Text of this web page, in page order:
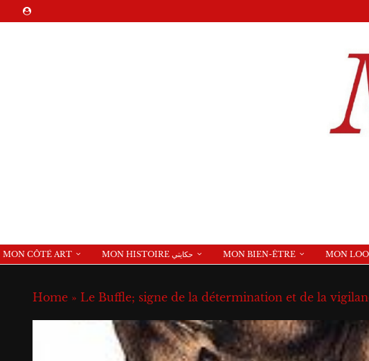
MON CÔTÉ ART MON HISTOIRE حكايتي MON BIEN-ÊTRE MON
Home » Le Buffle; signe de la détermination et de la